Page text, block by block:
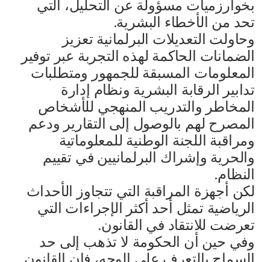
بخوارزميات مسؤولة عن التحليل، التي
تحد من الأخطاء البشرية.
وحاولت التعديلات البرلمانية تعزيز
الضمانات الحاكمة لهذه التجربة عبر توفير
المعلومات المسبقة للجمهور ومتطلبات
تدابير الرقابة البشرية ونظام إدارة
المخاطر والتدريب المنهجي للأشخاص
المصرح لهم بالوصول إلى التقارير ودعم
ومراقبة اللجنة الوطنية للمعلوماتية
والحرية وإشراك البرلمانيين في تقييم
النظام.
لكن أجهزة المراقبة التي تتجاوز الأحداث
الرياضية تمثل أحد أكثر الإجراءات التي
تعرضت للانتقاد في القانون.
وفي حين أن الحكومة لا تذهب إلى حد
السماح بالتعرف على الوجه، فإن القانون